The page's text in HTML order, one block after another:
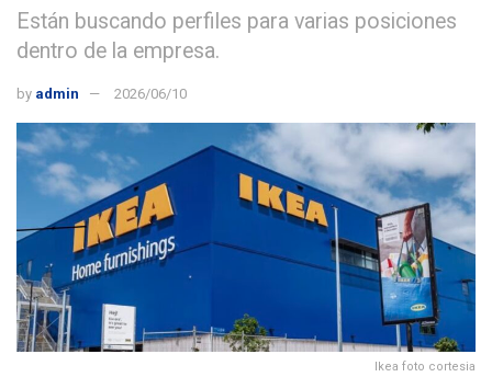
Están buscando perfiles para varias posiciones
dentro de la empresa.
by admin 2026/06/10
Ikea foto cortesia